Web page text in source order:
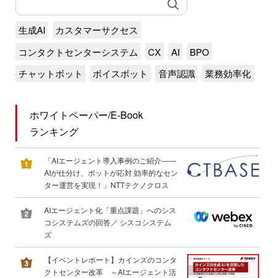
生成AI
カスタマーサクセス
コンタクトセンターシステム
CX AI
BPO
チャットボット
ボイスボット 音声認識 業務効率化
ホワイトペーパー/E-Book
ランキング
「AIエージェント導入事例のご紹介――
AIが仕分け、ボットが応対 効率的なセン
ター運営を実現！」NTTテクノクロス
AIエージェント化「重点課題」へのシス
コシステムズの回答／ シスコシステム
ズ
【イベントレポート】カインズのコンタ
クトセンター改革 ～AIエージェント活